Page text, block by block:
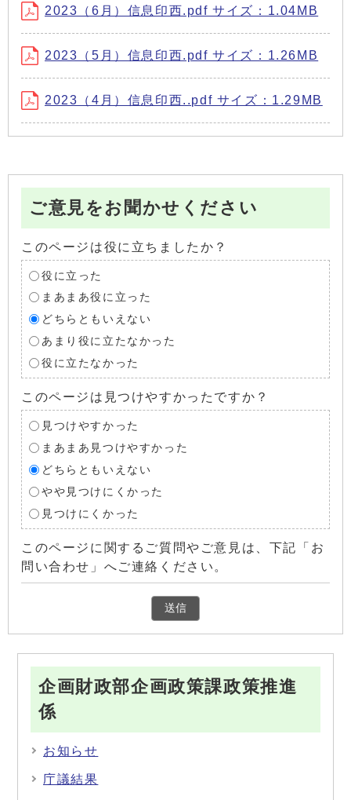
2023（6月）信息印西.pdf サイズ：1.04MB
2023（5月）信息印西.pdf サイズ：1.26MB
2023（4月）信息印西..pdf サイズ：1.29MB
ご意見をお聞かせください
このページは役に立ちましたか？
役に立った
まあまあ役に立った
どちらともいえない
あまり役に立たなかった
役に立たなかった
このページは見つけやすかったですか？
見つけやすかった
まあまあ見つけやすかった
どちらともいえない
やや見つけにくかった
見つけにくかった
このページに関するご質問やご意見は、下記「お
問い合わせ」へご連絡ください。
企画財政部企画政策課政策推進
係
お知らせ
庁議結果